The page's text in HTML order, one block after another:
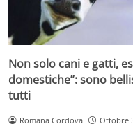
Non solo cani e gatti,
domestiche”: sono
tutti
Romana Cordova Ottobre